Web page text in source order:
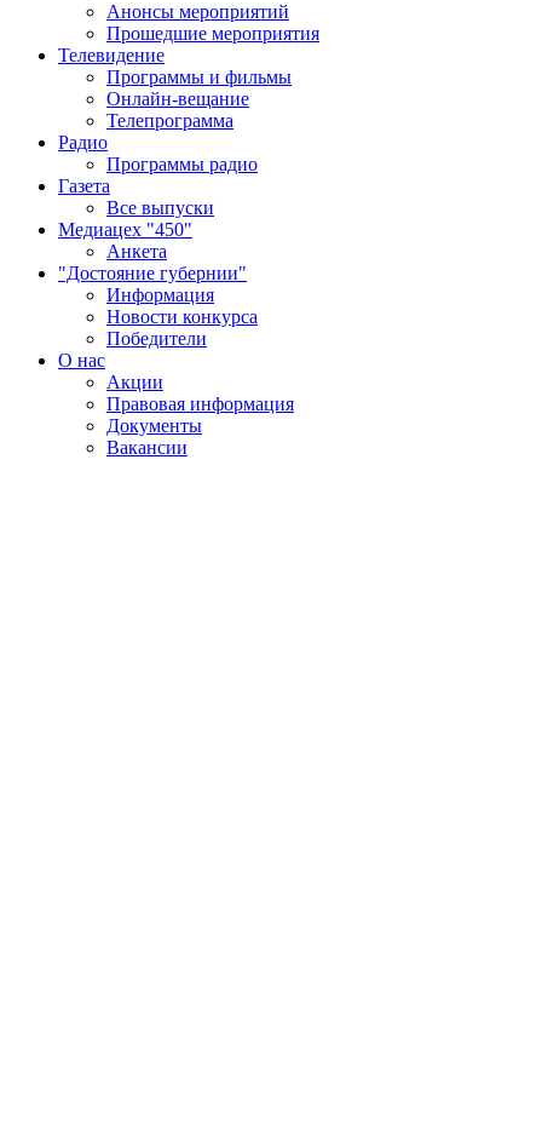
Анонсы мероприятий
Прошедшие мероприятия
Телевидение
Программы и фильмы
Онлайн-вещание
Телепрограмма
Радио
Программы радио
Газета
Все выпуски
Медиацех "450"
Анкета
"Достояние губернии"
Информация
Новости конкурса
Победители
О нас
Акции
Правовая информация
Документы
Вакансии